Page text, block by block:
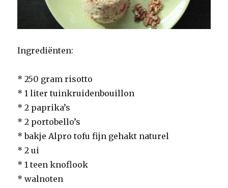
Ingrediënten:
* 250 gram risotto
* 1 liter tuinkruidenbouillon
* 2 paprika’s
* 2 portobello’s
* bakje Alpro tofu fijn gehakt naturel
* 2 ui
* 1 teen knoflook
* walnoten